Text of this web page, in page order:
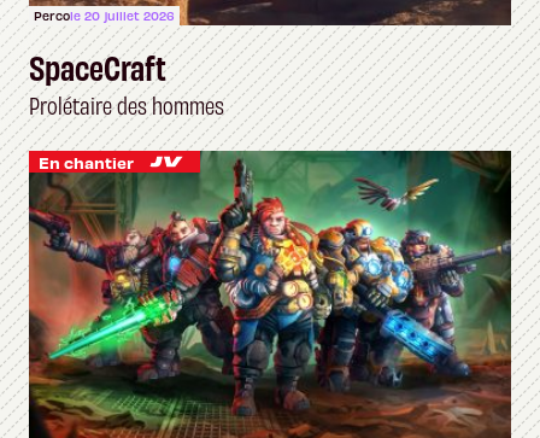
Percole 20 juillet 2026
SpaceCraft
Prolétaire des hommes
En chantier